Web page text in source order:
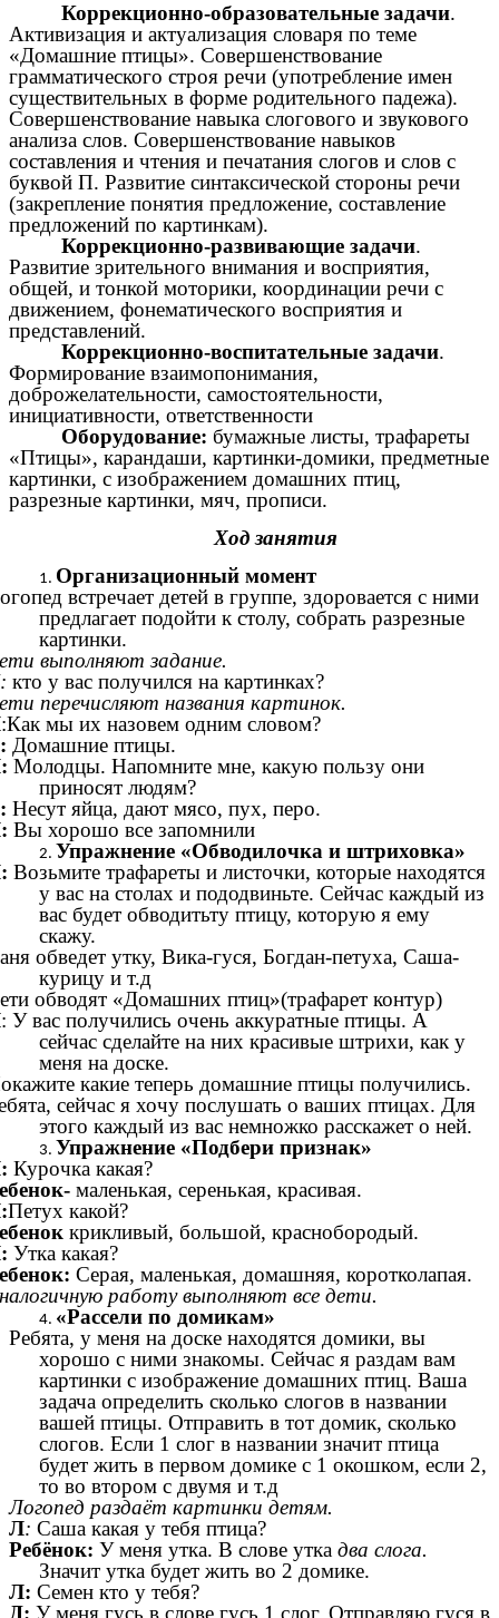
Коррекционно-образовательные задачи.
Активизация и актуализация словаря по теме
«Домашние птицы». Совершенствование
грамматического строя речи (употребление имен
существительных в форме родительного падежа).
Совершенствование навыка слогового и звукового
анализа слов. Совершенствование навыков
составления и чтения и печатания слогов и слов с
буквой П. Развитие синтаксической стороны речи
(закрепление понятия предложение, составление
предложений по картинкам).
Коррекционно-развивающие задачи.
Развитие зрительного внимания и восприятия,
общей, и тонкой моторики, координации речи с
движением, фонематического восприятия и
представлений.
Коррекционно-воспитательные задачи.
Формирование взаимопонимания,
доброжелательности, самостоятельности,
инициативности, ответственности
Оборудование:бумажные листы, трафареты
«Птицы», карандаши, картинки-домики, предметные
картинки, с изображением домашних птиц,
разрезные картинки, мяч, прописи.
Ход занятия
Организационный момент
встречает детей в группе, здоровается с ними
предлагает подойти к столу, собрать разрезные
картинки.
выполняют задание.
: кто у вас получился на картинках?
перечисляют названия картинок.
:Как мы их назовем одним словом?
Домашние птицы.
Молодцы. Напомните мне, какую пользу они
приносят людям?
Несут яйца, дают мясо, пух, перо.
Вы хорошо все запомнили
Упражнение «Обводилочка и штриховка»
Возьмите трафареты и листочки, которые находятся
у вас на столах и пододвиньте. Сейчас каждый из
вас будет обводитьту птицу, которую я ему
скажу.
обведет утку, Вика-гуся, Богдан-петуха, Саша-
курицу и т.д
обводят «Домашних птиц»(трафарет контур)
: У вас получились очень аккуратные птицы. А
сейчас сделайте на них красивые штрихи, как у
меня на доске.
какие теперь домашние птицы получились.
сейчас я хочу послушать о ваших птицах. Для
этого каждый из вас немножко расскажет о ней.
Упражнение «Подбери признак»
Курочка какая?
маленькая, серенькая, красивая.
Петух какой?
крикливый, большой, краснобородый.
Утка какая?
Серая, маленькая, домашняя, коротколапая.
работу выполняют все дети.
«Рассели по домикам»
Ребята, у меня на доске находятся домики, вы
хорошо с ними знакомы. Сейчас я раздам вам
картинки с изображение домашних птиц. Ваша
задача определить сколько слогов в названии
вашей птицы. Отправить в тот домик, сколько
слогов. Если 1 слог в названии значит птица
будет жить в первом домике с 1 окошком, если 2,
то во втором с двумя и т.д
Логопед раздаёт картинки детям.
Л: Саша какая у тебя птица?
Ребёнок: У меня утка. В слове утка два слога.
Значит утка будет жить во 2 домике.
Л: Семен кто у тебя?
Д: У меня гусь в слове гусь 1 слог. Отправляю гуся в